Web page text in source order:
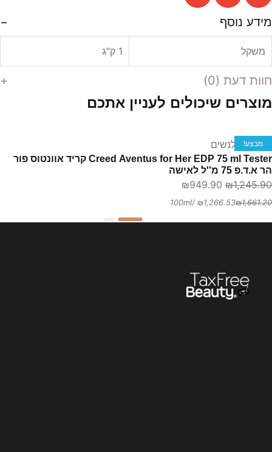
מידע נוסף
משקל 1 ק"ג
חוות דעת (0)
מוצרים שיכולים לעניין אתכם
מבצע!
טסטרים לנשים
Creed Aventus for Her EDP 75 ml Tester קריד אוונטוס פור
הר א.ד.פ 75 מ''ל לאישה
₪1,245.90
₪949.90
₪1,661.20
₪1,266.53
/100ml